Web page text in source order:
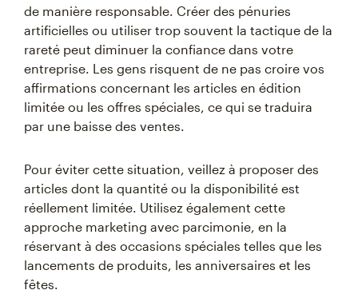
de manière responsable. Créer des pénuries
artificielles ou utiliser trop souvent la tactique de la
rareté peut diminuer la confiance dans votre
entreprise. Les gens risquent de ne pas croire vos
affirmations concernant les articles en édition
limitée ou les offres spéciales, ce qui se traduira
par une baisse des ventes.
Pour éviter cette situation, veillez à proposer des
articles dont la quantité ou la disponibilité est
réellement limitée. Utilisez également cette
approche marketing avec parcimonie, en la
réservant à des occasions spéciales telles que les
lancements de produits, les anniversaires et les
fêtes.